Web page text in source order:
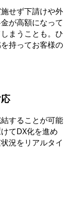
せず下請けや外
が高額になって
まうことも。 ひ
持ってお客様の
することが可能
てDX化を進め
況をリアルタイ